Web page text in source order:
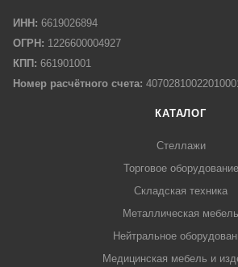
ИНН: 6619026894
ОГРН: 1226600004927
КПП: 661901001
Номер расчётного счета:
КАТАЛОГ
Стеллажи
Торговое оборудование
Складская техника
Металлическая мебель
Нейтральное
Медицинская мебель и